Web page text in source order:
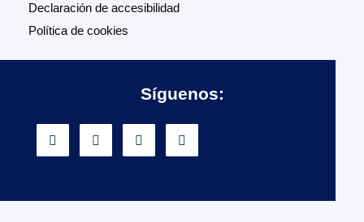
Declaración de accesibilidad
Política de cookies
Síguenos: